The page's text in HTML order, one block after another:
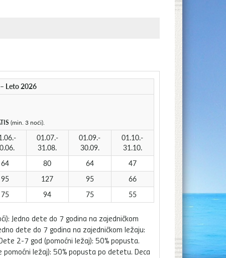
Leto 2026
(min. 3 noći).
01.07.-
31.08.
01.09.-
30.09.
01.10.-
31.10.
64 80 64
47
95 127 95
66
75 94 75 55
Jedno dete do 7 godina na zajedničkom
dete do 7 godina na zajedničkom ležaju:
2-7 god (pomoćni ležaj): 50% popusta.
ležaj): 50% popusta po detetu. Deca